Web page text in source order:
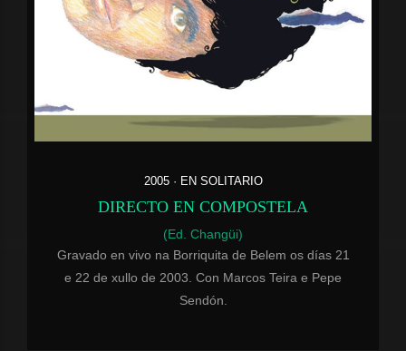
2005 · EN SOLITARIO
DIRECTO EN COMPOSTELA
(Ed. Changüi)
Gravado en vivo na Borriquita de Belem os días 21
e 22 de xullo de 2003. Con Marcos Teira e Pepe
Sendón.